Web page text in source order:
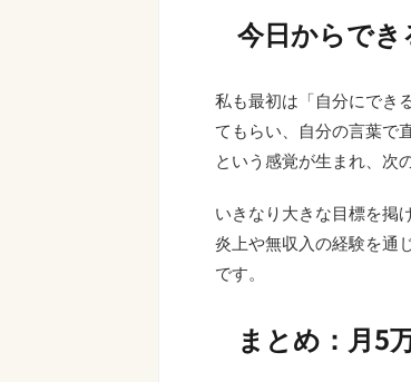
今日からで
私も最初は「自分にでき
てもらい、自分の言葉で
という感覚が生まれ、次
いきなり大きな目標を掲
炎上や無収入の経験を通
です。
まとめ：月5